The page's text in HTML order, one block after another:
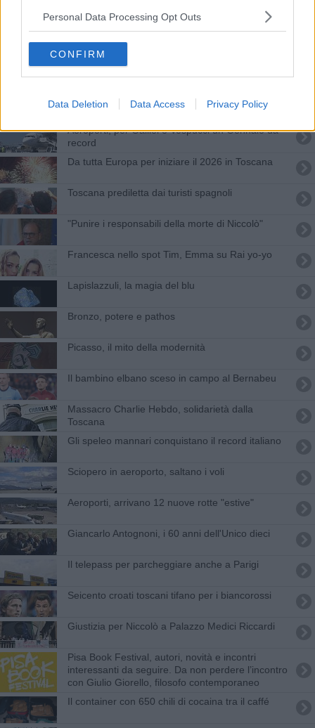
Personal Data Processing Opt Outs
CONFIRM
Data Deletion Data Access Privacy Policy
cancellazioni
Trapianto di fegato, l'esperienza pisana fa scuola
Sugli scaffali valanga di magliette per tifosi
contraffatte
Aeroporti, per Galilei e Vespucci un Gennaio da
record
Da tutta Europa per iniziare il 2026 in Toscana
Toscana prediletta dai turisti spagnoli
"Punire i responsabili della morte di Niccolò"
Francesca nello spot Tim, Emma su Rai yo-yo
Lapislazzuli, la magia del blu
Bronzo, potere e pathos
Picasso, il mito della modernità
Il bambino elbano sceso in campo al Bernabeu
Massacro Charlie Hebdo, solidarietà dalla
Toscana
Gli speleo mannari conquistano il record italiano
Sciopero in aeroporto, saltano i voli
Aeroporti, arrivano 12 nuove rotte "estive"
Giancarlo Antognoni, i 60 anni dell'Unico dieci
Il telepass per parcheggiare anche a Parigi
Seicento croati toscani tifano per i biancorossi
Giustizia per Niccolò a Palazzo Medici Riccardi
Pisa Book Festival, autori, novità e incontri
interessanti da seguire. Da non perdere l’incontro
con Giulio Giorello, filosofo contemporaneo
Il container con 650 chili di cocaina tra il caffé